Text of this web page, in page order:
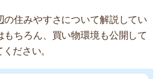
の住みやすさについて解説してい
もちろん、買い物環境も公開して
ださい。